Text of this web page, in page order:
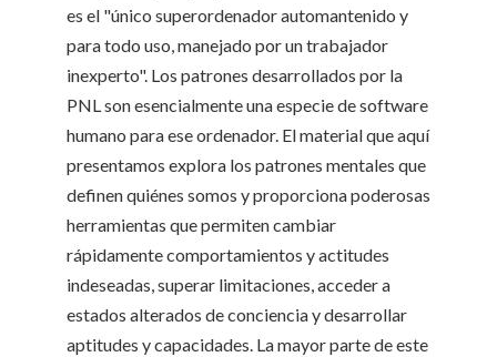
es el "único superordenador automantenido y
para todo uso, manejado por un trabajador
inexperto". Los patrones desarrollados por la
PNL son esencialmente una especie de software
humano para ese ordenador. El material que aquí
presentamos explora los patrones mentales que
definen quiénes somos y proporciona poderosas
herramientas que permiten cambiar
rápidamente comportamientos y actitudes
indeseadas, superar limitaciones, acceder a
estados alterados de conciencia y desarrollar
aptitudes y capacidades. La mayor parte de este